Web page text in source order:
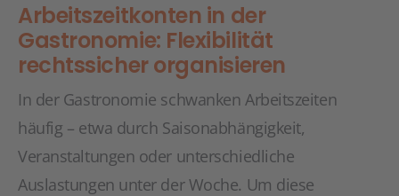
Arbeitszeitkonten in der
Gastronomie: Flexibilität
rechtssicher organisieren
In der Gastronomie schwanken Arbeitszeiten
häufig – etwa durch Saisonabhängigkeit,
Veranstaltungen oder unterschiedliche
Auslastungen unter der Woche. Um diese